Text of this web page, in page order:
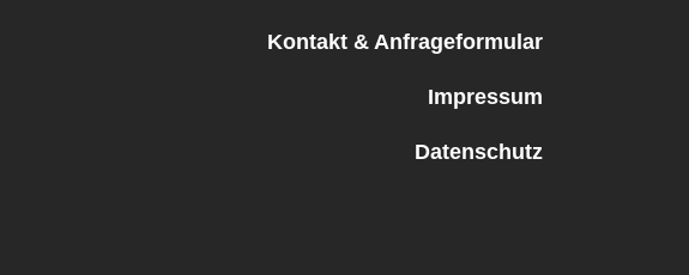
Kontakt & Anfrageformular
Impressum
Datenschutz